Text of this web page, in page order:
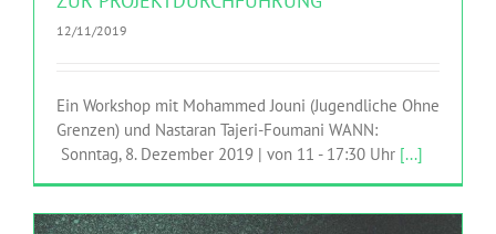
12/11/2019
Ein Workshop mit Mohammed Jouni (Jugendliche Ohne
Grenzen) und Nastaran Tajeri-Foumani WANN:
Sonntag, 8. Dezember 2019 | von 11 - 17:30 Uhr [...]